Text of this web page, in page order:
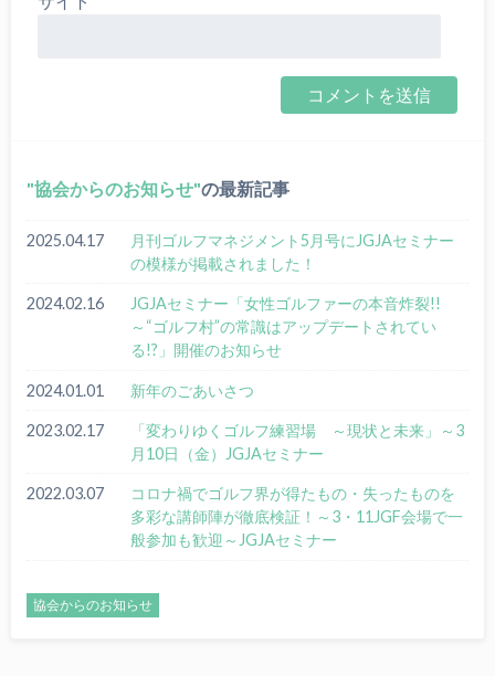
協会からのお知らせ の最新記事
2025.04.17
月刊ゴルフマネジメント5月号にJGJAセミナー
の模様が掲載されました！
2024.02.16
JGJAセミナー「女性ゴルファーの本音炸裂!!
～“ゴルフ村”の常識はアップデートされてい
る!?」開催のお知らせ
2024.01.01 新年のごあいさつ
2023.02.17
「変わりゆくゴルフ練習場 ～現状と未来」～3
月10日（金）JGJAセミナー
2022.03.07
コロナ禍でゴルフ界が得たもの・失ったものを
多彩な講師陣が徹底検証！～3・11JGF会場で一
般参加も歓迎～JGJAセミナー
協会からのお知らせ